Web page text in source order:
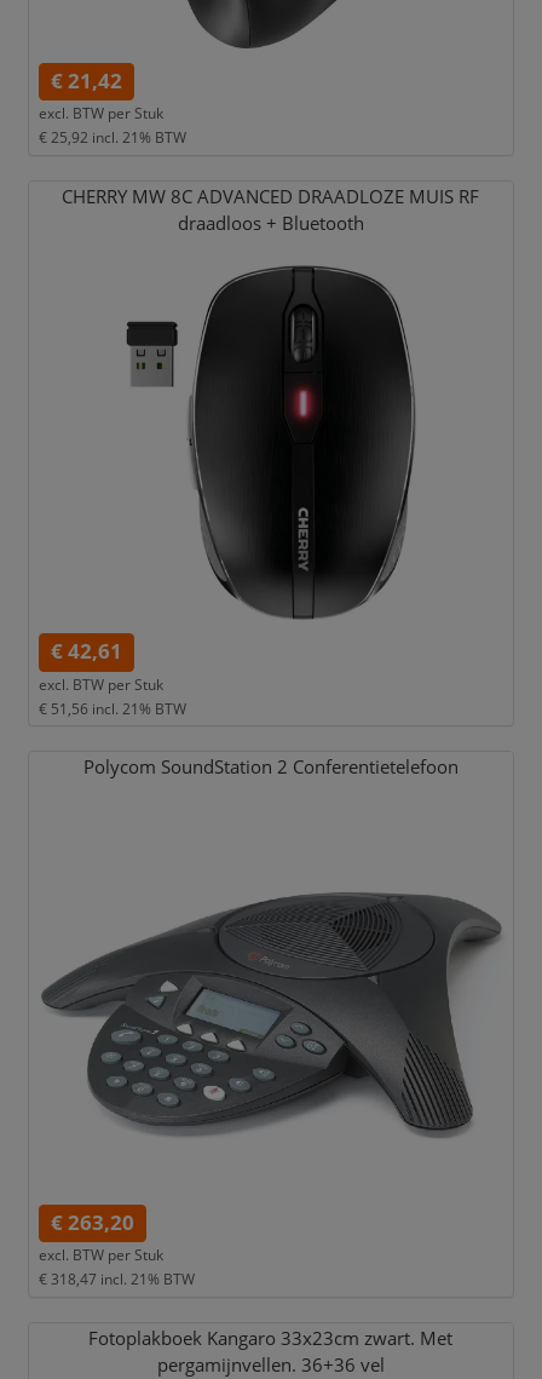
€ 21,42
excl. BTW per Stuk
€ 25,92 incl. 21% BTW
CHERRY MW 8C ADVANCED DRAADLOZE MUIS RF
draadloos + Bluetooth
€ 42,61
excl. BTW per Stuk
€ 51,56 incl. 21% BTW
Polycom SoundStation 2 Conferentietelefoon
€ 263,20
excl. BTW per Stuk
€ 318,47 incl. 21% BTW
Fotoplakboek Kangaro 33x23cm zwart. Met
pergamijnvellen. 36+36 vel